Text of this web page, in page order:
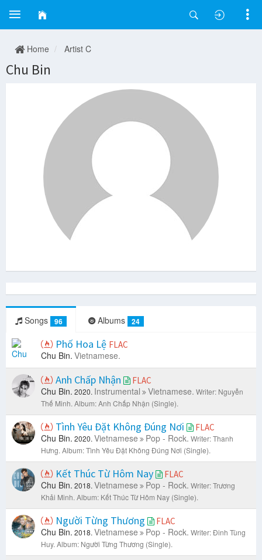
Home Artist C
Chu Bin
Songs 96 Albums 24
Phố Hoa Lệ FLAC
Chu Bin. Vietnamese.
Anh Chấp Nhận FLAC
Chu Bin. 2020. Instrumental Vietnamese. Writer: Nguyễn
Thế Minh. Album: Anh Chấp Nhận (Single).
Tình Yêu Đặt Không Đúng Nơi FLAC
Chu Bin. 2020. Vietnamese Pop - Rock. Writer: Thanh
Hưng. Album: Tình Yêu Đặt Không Đúng Nơi (Single).
Kết Thúc Từ Hôm Nay FLAC
Chu Bin. 2018. Vietnamese Pop - Rock. Writer: Trương
Khải Minh. Album: Kết Thúc Từ Hôm Nay (Single).
Người Từng Thương FLAC
Chu Bin. 2018. Vietnamese Pop - Rock. Writer: Đinh Tùng
Huy. Album: Người Từng Thương (Single).